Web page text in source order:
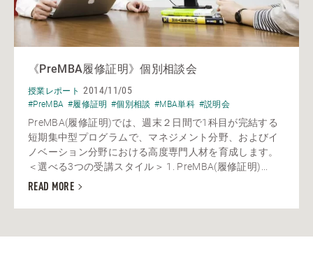
《PreMBA履修証明》個別相談会
授業レポート 2014/11/05
#PreMBA #履修証明 #個別相談 #MBA単科 #説明会
PreMBA(履修証明)では、週末２日間で1科目が完結する
短期集中型プログラムで、マネジメント分野、およびイ
ノベーション分野における高度専門人材を育成します。
＜選べる3つの受講スタイル＞ 1. PreMBA(履修証明)...
READ MORE